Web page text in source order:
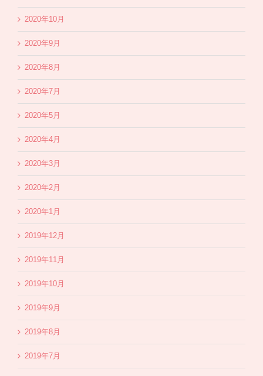
2020年10月
2020年9月
2020年8月
2020年7月
2020年5月
2020年4月
2020年3月
2020年2月
2020年1月
2019年12月
2019年11月
2019年10月
2019年9月
2019年8月
2019年7月